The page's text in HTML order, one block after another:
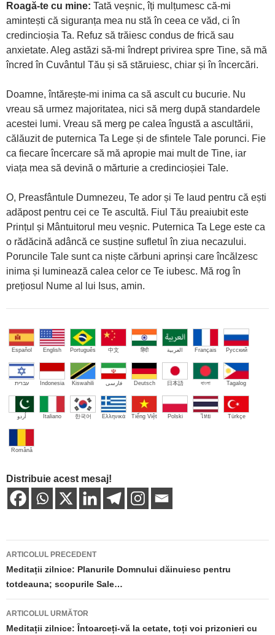
Roagă-te cu mine: Tată veșnic, îți mulțumesc că-mi
amintești că siguranța mea nu stă în ceea ce văd, ci în
credincioșia Ta. Refuz să trăiesc condus de frică sau
anxietate. Aleg astăzi să-mi îndrept privirea spre Tine, să mă
încred în Cuvântul Tău și să stăruiesc, chiar și în încercări.
Doamne, întărește-mi inima ca să ascult cu bucurie. Nu
vreau să urmez majoritatea, nici să merg după standardele
acestei lumi. Vreau să merg pe calea îngustă a ascultării,
călăuzit de puternica Ta Lege și de sfintele Tale porunci. Fie
ca fiecare încercare să mă apropie mai mult de Tine, iar
viața mea să devină o mărturie a credincioșiei Tale.
O, Preasfântule Dumnezeu, Te ador și Te laud pentru că ești
adăpost pentru cei ce Te ascultă. Fiul Tău preaiubit este
Prințul și Mântuitorul meu veșnic. Puternica Ta Lege este ca
o rădăcină adâncă ce susține sufletul în ziua necazului.
Poruncile Tale sunt ca niște cărbuni aprinși care încălzesc
inima și luminează calea celor ce Te iubesc. Mă rog în
prețiosul Nume al lui Isus, amin.
Español English Português 中文 हिंदी العربية Français Русский
עברית Indonesia Kiswahili فارسی Deutsch 日本語 বাংলা Tagalog
اُردو Italiano 한국어 Ελληνικά Tiếng Việt Polski ไทย Türkçe
Română
Distribuie acest mesaj!
Navigare
în
articole
ARTICOLUL PRECEDENT
Meditații zilnice: Planurile Domnului dăinuiesc pentru
totdeauna; scopurile Sale…
ARTICOLUL URMĂTOR
Meditații zilnice: Întoarceți-vă la cetate, toți voi prizonieri cu